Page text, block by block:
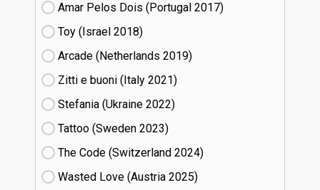
Amar Pelos Dois (Portugal
17)
Toy (Israel
18)
Arcade (Netherlands
19)
Zitti e buoni​ (Italy
21)
Stefania (Ukraine
22)
Tattoo (Sweden
23)
The Code (Switzerland
24)
Wasted Love (Austria
25)